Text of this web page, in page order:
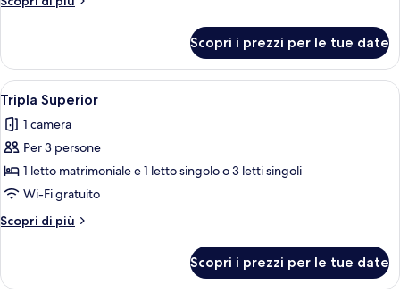
Comfort
Scopri i prezzi per le tue date
Apri
tutte
le
foto
per
Tripla
Superior
Camera d'albergo con un letto
4
Tripla Superior
1 camera
Per 3 persone
1 letto matrimoniale e 1 letto singolo o 3 letti singoli
Wi-Fi gratuito
Scopri di più
Altri
Superior
Scopri i prezzi per le tue date